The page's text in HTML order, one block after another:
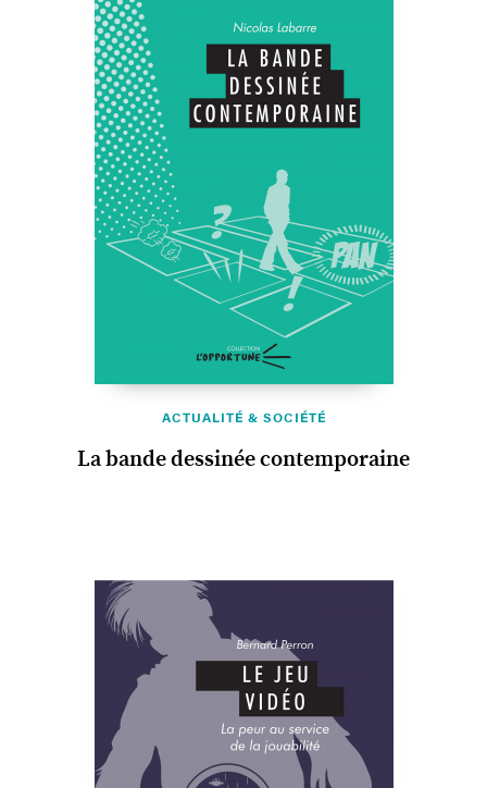
ACTUALITÉ & SOCIÉTÉ
La bande dessinée contemporaine